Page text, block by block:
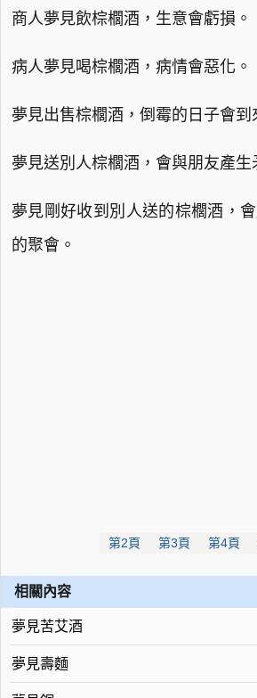
商人夢見飲棕櫚酒，生意會虧損。
病人夢見喝棕櫚酒，病情會惡化。
夢見出售棕櫚酒，倒霉的日子會到
夢見送別人棕櫚酒，會與朋友產生
夢見剛好收到別人送的棕櫚酒，
的聚會。
第2頁 第3頁 第4頁
相關內容
夢見苦艾酒
夢見壽麵